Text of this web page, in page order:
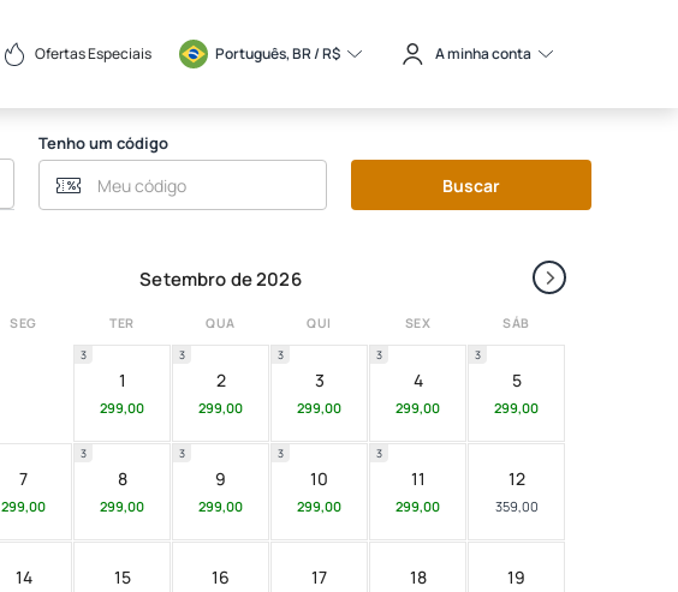
Ofertas Especiais Português, BR / R$ A minha conta
Tenho um código
Buscar
›
Setembro de 2026
SEG TER QUA QUI SEX SÁB
1
299,00
3
2
299,00
3
3
299,00
3
4
299,00
3
5
299,00
3
7
299,00
8
299,00
3
9
299,00
3
10
299,00
3
11
299,00
3
12
359,00
14 15 16 17 18 19